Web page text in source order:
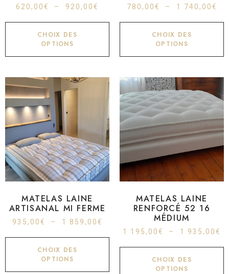
620,00€ – 920,00€
CHOIX DES
OPTIONS
780,00€ – 1 740,00€
CHOIX DES
OPTIONS
MATELAS LAINE
ARTISANAL MI FERME
935,00€ – 1 859,00€
CHOIX DES
OPTIONS
MATELAS LAINE
RENFORCÉ 52 16
MÉDIUM
1 195,00€ – 1 935,00€
CHOIX DES
OPTIONS